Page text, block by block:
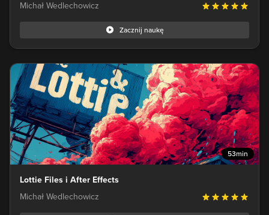
Michał Wedlechowicz
Zacznij naukę
53min
Lottie Files i After Effects
Michał Wedlechowicz